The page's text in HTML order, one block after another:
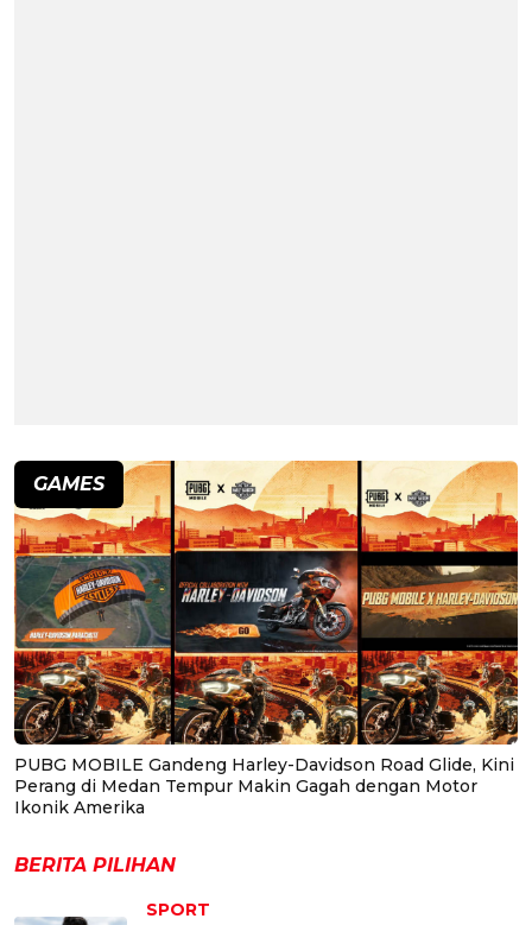
GAMES
PUBG MOBILE Gandeng Harley-Davidson Road Glide, Kini
Perang di Medan Tempur Makin Gagah dengan Motor
Ikonik Amerika
BERITA PILIHAN
SPORT